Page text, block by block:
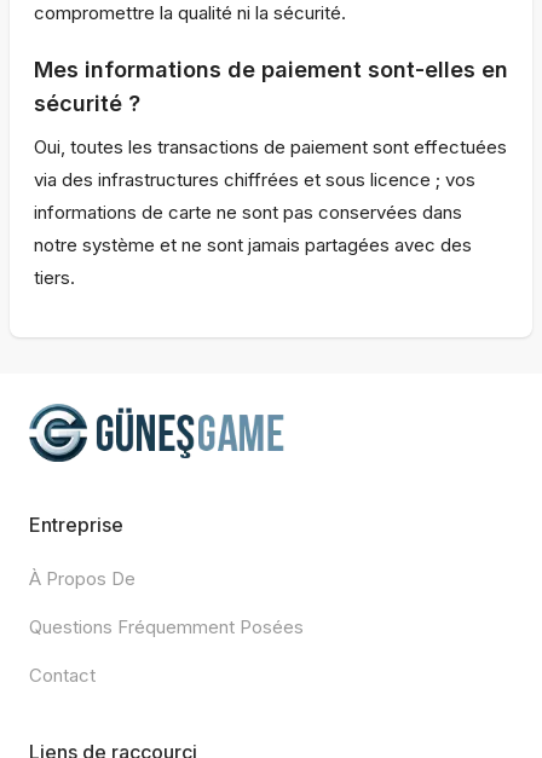
compromettre la qualité ni la sécurité.
Mes informations de paiement sont-elles en
sécurité ?
Oui, toutes les transactions de paiement sont effectuées
via des infrastructures chiffrées et sous licence ; vos
informations de carte ne sont pas conservées dans
notre système et ne sont jamais partagées avec des
tiers.
Entreprise
À Propos De
Questions Fréquemment Posées
Contact
Liens de raccourci